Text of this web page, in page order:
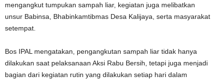
mengangkut tumpukan sampah liar, kegiatan juga melibatkan
unsur Babinsa, Bhabinkamtibmas Desa Kalijaya, serta masyarakat
setempat.
Bos IPAL mengatakan, pengangkutan sampah liar tidak hanya
dilakukan saat pelaksanaan Aksi Rabu Bersih, tetapi juga menjadi
bagian dari kegiatan rutin yang dilakukan setiap hari dalam